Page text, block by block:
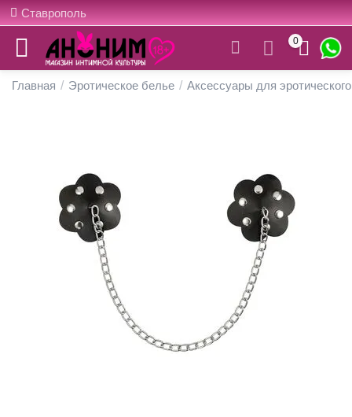
Ставрополь
0
Главная / Эротическое белье / Аксессуары для